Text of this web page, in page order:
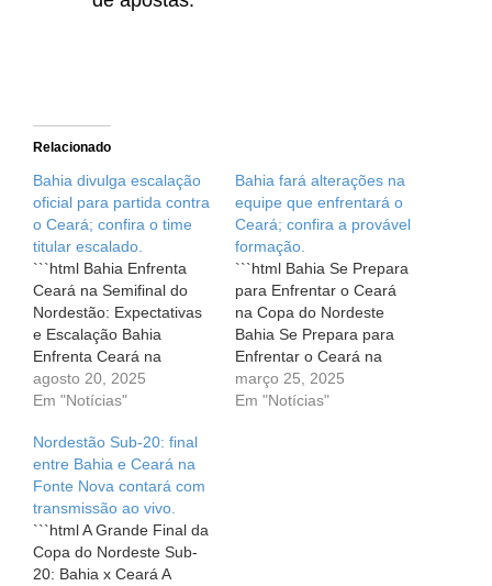
Relacionado
Bahia divulga escalação
oficial para partida contra
o Ceará; confira o time
titular escalado.
```html Bahia Enfrenta
Ceará na Semifinal do
Nordestão: Expectativas
e Escalação Bahia
Enfrenta Ceará na
Semifinal do Nordestão:
Expectativas e Escalação
noite desta quarta-feira
(20), o Bahia entra em
campo às 21h30 para um
duelo decisivo contra o
Ceará, valendo uma vaga
na grande…
agosto 20, 2025
Em "Notícias"
Bahia fará alterações na
equipe que enfrentará o
Ceará; confira a provável
formação.
```html Bahia Se Prepara
para Enfrentar o Ceará
na Copa do Nordeste
Bahia Se Prepara para
Enfrentar o Ceará na
Copa do Nordeste O
coração da torcida pulsa
março 25, 2025
Em "Notícias"
Nordestão Sub-20: final
entre Bahia e Ceará na
Fonte Nova contará com
transmissão ao vivo.
```html A Grande Final da
Copa do Nordeste Sub-
20: Bahia x Ceará A